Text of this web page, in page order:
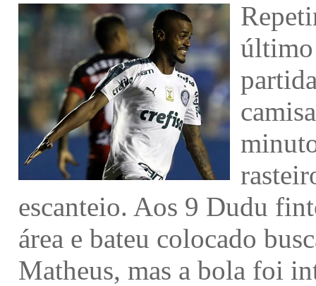
escanteio. Aos 9 Dudu
área e bateu colocado
Matheus, mas a bola foi